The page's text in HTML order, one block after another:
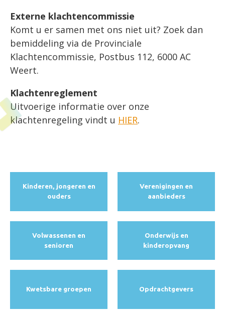
Externe klachtencommissie
Komt u er samen met ons niet uit? Zoek dan
bemiddeling via de Provinciale
Klachtencommissie, Postbus 112, 6000 AC
Weert.
Klachtenreglement
Uitvoerige informatie over onze
klachtenregeling vindt u HIER.
Kinderen, jongeren en
ouders
Verenigingen en
aanbieders
Volwassenen en
senioren
Onderwijs en
kinderopvang
Kwetsbare groepen Opdracht­gevers